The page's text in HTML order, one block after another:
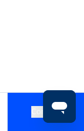
Contact